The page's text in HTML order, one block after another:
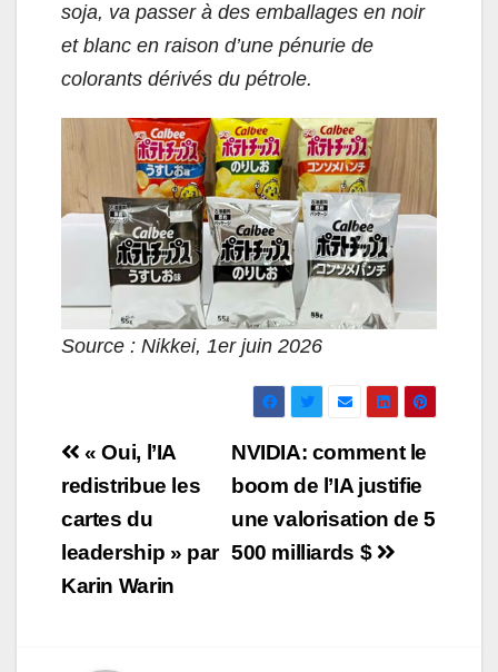
soja, va passer à des emballages en noir
et blanc en raison d’une pénurie de
colorants dérivés du pétrole.
Source : Nikkei, 1er juin 2026
Navigation
de
l’article
NVIDIA: comment le
boom de l’IA justifie
une valorisation de 5
500 milliards $
« Oui, l’IA
redistribue les
cartes du
leadership » par
Karin Warin